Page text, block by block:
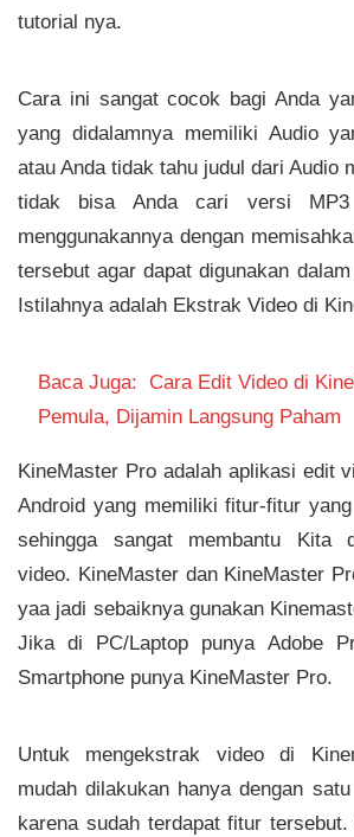
tutorial nya.
Cara ini sangat cocok bagi Anda
yang didalamnya memiliki Audio
atau Anda tidak tahu judul dari Audio
tidak bisa Anda cari versi
menggunakannya dengan
tersebut agar dapat digunakan
Istilahnya adalah Ekstrak Video di
Baca Juga: Cara Edit Video di
Pemula, Dijamin Langsung Paham
KineMaster Pro adalah aplikasi edit
Android yang memiliki fitur-fitur
sehingga sangat membantu Kita
video. KineMaster dan KineMaster
yaa jadi sebaiknya gunakan
Jika di PC/Laptop punya Adobe
Smartphone punya KineMaster Pro.
Untuk mengekstrak video di
mudah dilakukan hanya dengan
karena sudah terdapat fitur